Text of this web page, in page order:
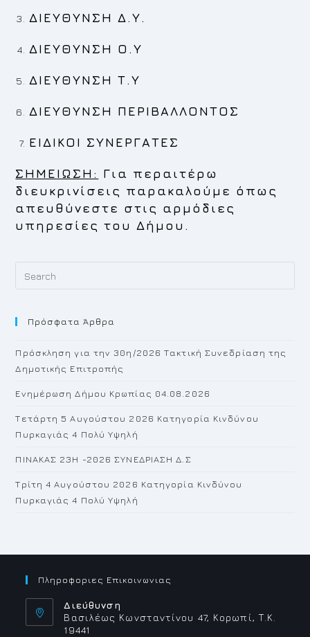
ΔΙΕΥΘΥΝΣΗ Δ.Υ.
ΔΙΕΥΘΥΝΣΗ Ο.Υ
ΔΙΕΥΘΥΝΣΗ Τ.Υ
ΔΙΕΥΘΥΝΣΗ ΠΕΡΙΒΑΛΛΟΝΤΟΣ
ΕΙΔΙΚΟΙ ΣΥΝΕΡΓΑΤΕΣ
ΣΗΜΕΙΩΣΗ: Για περαιτέρω
διευκρινίσεις παρακαλούμε όπως
απευθύνεστε στις αρμόδιες
υπηρεσίες του Δήμου.
Πρόσφατα Άρθρα
Πρόσκληση για την 30η/2026 Τακτική Συνεδρίαση της
Δημοτικής Επιτροπής
Ενημέρωση Δήμου Κρωπίας 04.08.2026
Τετάρτη 5 Αυγούστου 2026 Κατηγορία Κινδύνου
Πυρκαγιάς 4 Πολύ Υψηλή
ΠΙΝΑΚΑΣ 23H -2026 ΣΥΝΕΔΡΙΑΣΗ Δ.Σ
Τρίτη 4 Αυγούστου 2026 Κατηγορία Κινδύνου
Πυρκαγιάς 4 Πολύ Υψηλή
Πληροφοριες Επικοινωνιας
Διεύθυνση
Βασιλέως Κωνσταντίνου 47, Κορωπί, Τ.Κ.
19441